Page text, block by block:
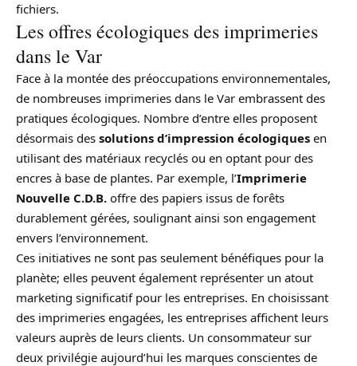
fichiers.
Les offres écologiques des imprimeries
dans le Var
Face à la montée des préoccupations environnementales,
de nombreuses imprimeries dans le Var embrassent des
pratiques écologiques. Nombre d’entre elles proposent
désormais des solutions d’impression écologiques en
utilisant des matériaux recyclés ou en optant pour des
encres à base de plantes. Par exemple, l’Imprimerie
Nouvelle C.D.B. offre des papiers issus de forêts
durablement gérées, soulignant ainsi son engagement
envers l’environnement.
Ces initiatives ne sont pas seulement bénéfiques pour la
planète; elles peuvent également représenter un atout
marketing significatif pour les entreprises. En choisissant
des imprimeries engagées, les entreprises affichent leurs
valeurs auprès de leurs clients. Un consommateur sur
deux privilégie aujourd’hui les marques conscientes de